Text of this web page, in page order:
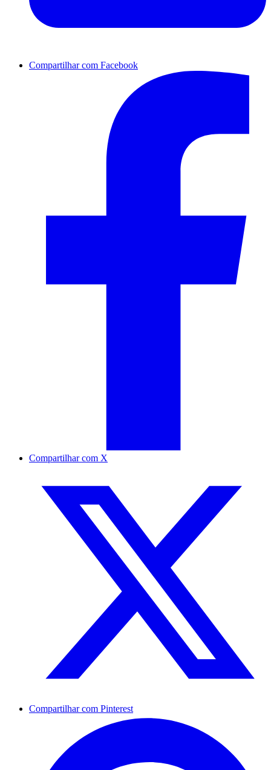
Compartilhar com Facebook
Compartilhar com X
Compartilhar com Pinterest